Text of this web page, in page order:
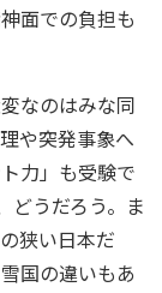
面での負担も
なのはみな同
や突発事象へ
力」も受験で
どうだろう。ま
狭い日本だ
国の違いもあ